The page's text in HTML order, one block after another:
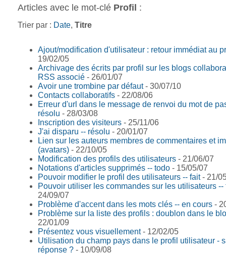
Articles avec le mot-clé Profil :
Trier par : Date, Titre
Ajout/modification d'utilisateur : retour immédiat au
19/02/05
Archivage des écrits par profil sur les blogs
RSS associé - 26/01/07
Avoir une trombine par défaut- 30/07/10
Contacts collaboratifs - 22/08/06
Erreur d'url dans le message de renvoi du mot de
résolu - 28/03/08
Inscription des visiteurs - 25/11/06
J'ai disparu -- résolu - 20/01/07
Lien sur les auteurs membres de commentaires et
(avatars) - 22/10/05
Modification des profils des utilisateurs - 21/06/07
Notations d'articles supprimés -- todo - 15/05/07
Pouvoir modifier le profil des utilisateurs -- fait- 21/
Pouvoir utiliser les commandes sur les utilisateurs --
24/09/07
Problème d'accent dans les mots clés -- en cours -
Problème sur la liste des profils : doublon dans le
22/01/09
Présentez vous visuellement- 12/02/05
Utilisation du champ pays dans le profil utilisateur -
réponse ? - 10/09/08